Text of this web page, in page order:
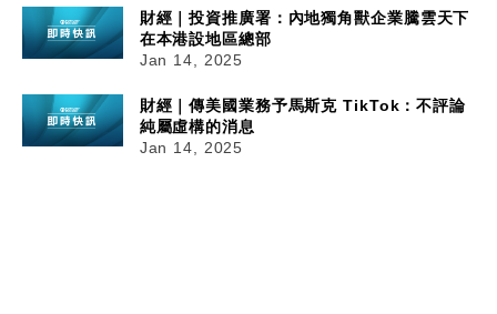
財經｜投資推廣署：內地獨角獸企業騰雲天下
在本港設地區總部
Jan 14, 2025
財經｜傳美國業務予馬斯克 TikTok：不評論
純屬虛構的消息
Jan 14, 2025